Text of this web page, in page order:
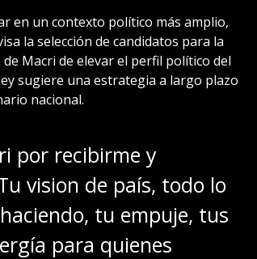
en un contexto político más amplio,
la selección de candidatos para la
Macri de elevar el perfil político del
sugiere una estrategia a largo plazo
nacional.
por recibirme y
vision de país, todo lo
tu empuje, tus
para quienes